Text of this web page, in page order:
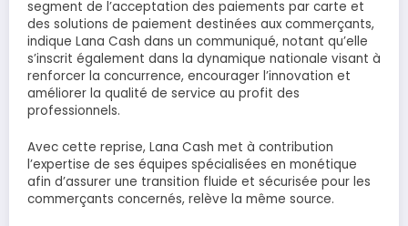
segment de l’acceptation des paiements par carte et
des solutions de paiement destinées aux commerçants,
indique Lana Cash dans un communiqué, notant qu’elle
s’inscrit également dans la dynamique nationale visant à
renforcer la concurrence, encourager l’innovation et
améliorer la qualité de service au profit des
professionnels.
Avec cette reprise, Lana Cash met à contribution
l’expertise de ses équipes spécialisées en monétique
afin d’assurer une transition fluide et sécurisée pour les
commerçants concernés, relève la même source.